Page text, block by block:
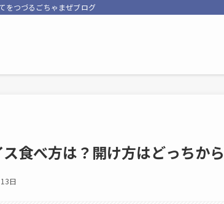
をつづるごちゃまぜブログ
食べ方は？開け方はどっちか
日